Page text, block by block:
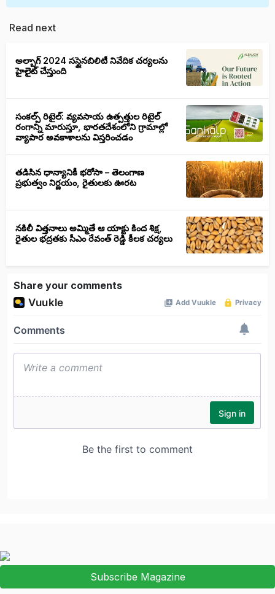
Read next
అల్బాగ్ 2024 సస్టైనబిలిటీ నివేదిక చర్యలను
హైలైట్ చేస్తుంది
సంకల్ప్ రిటైల్: వ్యవసాయ ఉత్పత్తుల రిటైల్
రంగాన్ని మారుస్తూ, భారతదేశంలోని గ్రామాల్లో
వ్యాపార అవకాశాలను విస్తరించడం
తడిసిన ధాన్యానికీ భరోసా – తెలంగాణ
ప్రభుత్వం నిర్ణయం, రైతులకు ఊరట
నకిలీ విత్తనాలు అమ్మితే ఆ యాక్టు కింద శిక్ష,
రైతుల భద్రతకు సీఎం రేవంత్ రెడ్డి కీలక చర్యలు
Share your comments
Subscribe Magazine